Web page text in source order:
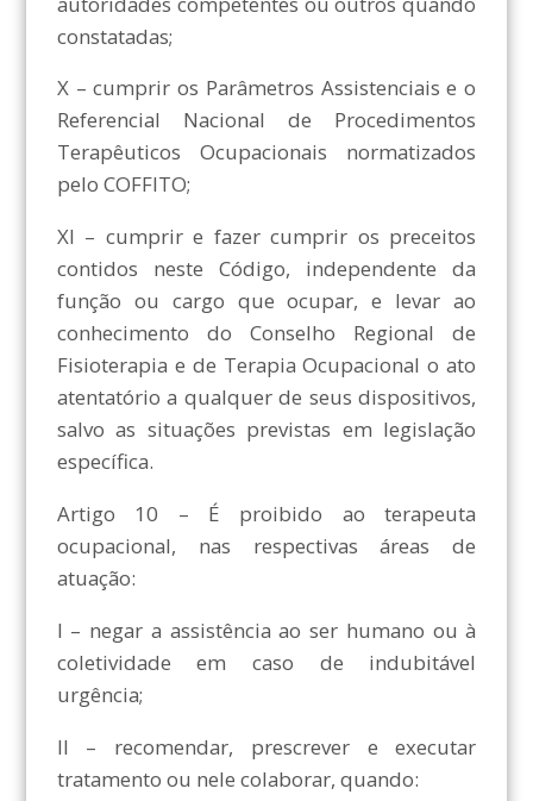
constatadas;
X – cumprir os Parâmetros Assistenciais e o
Referencial Nacional de Procedimentos
Terapêuticos Ocupacionais normatizados
pelo COFFITO;
XI – cumprir e fazer cumprir os preceitos
contidos neste Código, independente da
função ou cargo que ocupar, e levar ao
conhecimento do Conselho Regional de
Fisioterapia e de Terapia Ocupacional o ato
atentatório a qualquer de seus dispositivos,
salvo as situações previstas em legislação
específica.
Artigo 10 – É proibido ao terapeuta
ocupacional, nas respectivas áreas de
atuação:
I – negar a assistência ao ser humano ou à
coletividade em caso de indubitável
urgência;
II – recomendar, prescrever e executar
tratamento ou nele colaborar, quando: